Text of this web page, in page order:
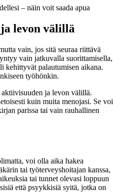
– näin voit saada apua
levon välillä
vain, jos sitä seuraa riittävä
vain jatkuvalla suorittamisella,
kehittyvät palautumisen aikana.
työhönkin.
ja levon välillä.
kuin muita menojasi. Se voi
parissa tai vain rauhallinen
voi olla aika hakea
tai työterveyshoitajan kanssa,
tai tunnet olevasi loppuun
että psyykkisiä syitä, jotka on